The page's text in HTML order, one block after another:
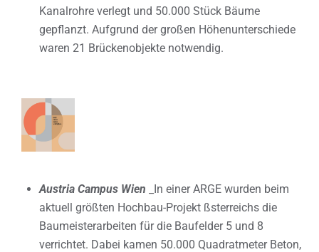
Kanalrohre verlegt und 50.000 Stück Bäume
gepflanzt. Aufgrund der großen Höhenunterschiede
waren 21 Brückenobjekte notwendig.
Austria Campus Wien _In einer ARGE wurden beim
aktuell größten Hochbau-Projekt ßsterreichs die
Baumeisterarbeiten für die Baufelder 5 und 8
verrichtet. Dabei kamen 50.000 Quadratmeter Beton,